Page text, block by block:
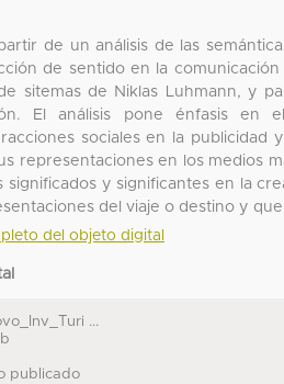
de un análisis de las
de sentido en la
sitemas de Niklas Luhmann, y
El análisis pone énfasis en
sociales en la publicidad
representaciones en los medios
significados y significantes en la
del viaje o destino y
del objeto digital
...
publicado